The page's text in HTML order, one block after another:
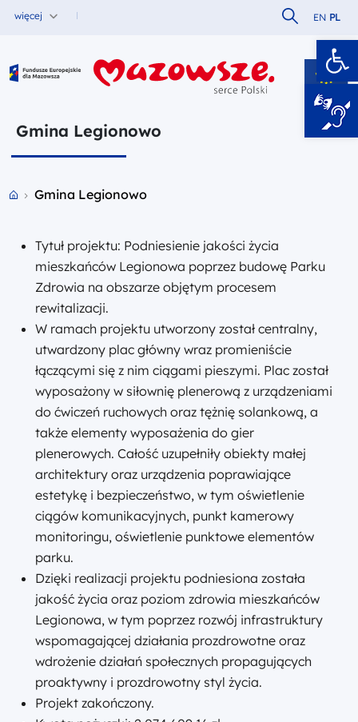
więcej Szukaj w
EN PL
Fundusze Europejskie dla Mazowsza
Gmina Legionowo
Przejdź do strony głównej portalu
Gmina Legionowo
Tytuł projektu: Podniesienie jakości życia
mieszkańców Legionowa poprzez budowę Parku
Zdrowia na obszarze objętym procesem
rewitalizacji.
W ramach projektu utworzony został centralny,
utwardzony plac główny wraz promieniście
łączącymi się z nim ciągami pieszymi. Plac został
wyposażony w siłownię plenerową z urządzeniami
do ćwiczeń ruchowych oraz tężnię solankową, a
także elementy wyposażenia do gier
plenerowych. Całość uzupełniły obiekty małej
architektury oraz urządzenia poprawiające
estetykę i bezpieczeństwo, w tym oświetlenie
ciągów komunikacyjnych, punkt kamerowy
monitoringu, oświetlenie punktowe elementów
parku.
Dzięki realizacji projektu podniesiona została
jakość życia oraz poziom zdrowia mieszkańców
Legionowa, w tym poprzez rozwój infrastruktury
wspomagającej działania prozdrowotne oraz
wdrożenie działań społecznych propagujących
proaktywny i prozdrowotny styl życia.
Projekt zakończony.